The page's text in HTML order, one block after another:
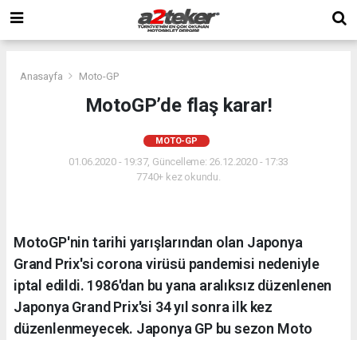
Anasayfa Moto-GP
MotoGP’de flaş karar!
MOTO-GP
01.06.2020 - 19:37, Güncelleme: 26.12.2020 - 17:33
7740+ kez okundu.
MotoGP'nin tarihi yarışlarından olan Japonya
Grand Prix'si corona virüsü pandemisi nedeniyle
iptal edildi. 1986'dan bu yana aralıksız düzenlenen
Japonya Grand Prix'si 34 yıl sonra ilk kez
düzenlenmeyecek. Japonya GP bu sezon Moto